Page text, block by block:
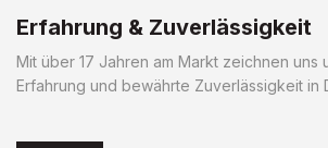
Erfahrung & Zuverlässigkeit
Mit über 17 Jahren am Markt zeichnen uns
Erfahrung und bewährte Zuverlässigkeit in